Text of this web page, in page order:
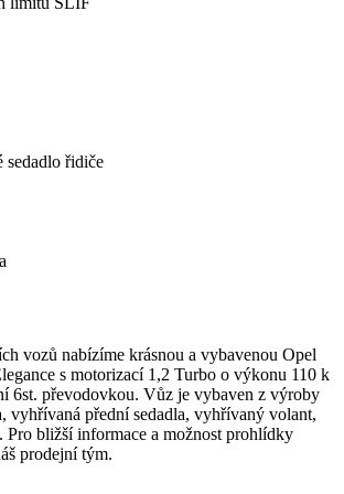
sedadlo řidiče
vozů nabízíme krásnou a vybavenou Opel
s motorizací 1,2 Turbo o výkonu 110 k
6st. převodovkou. Vůz je vybaven z výroby
vyhřívaná přední sedadla, vyhřívaný volant,
Pro bližší informace a možnost prohlídky
prodejní tým.